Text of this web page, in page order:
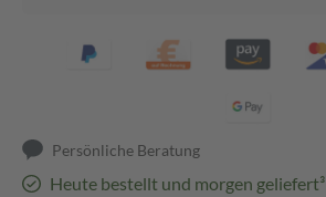
Persönliche Beratung
Heute bestellt und morgen geliefert³